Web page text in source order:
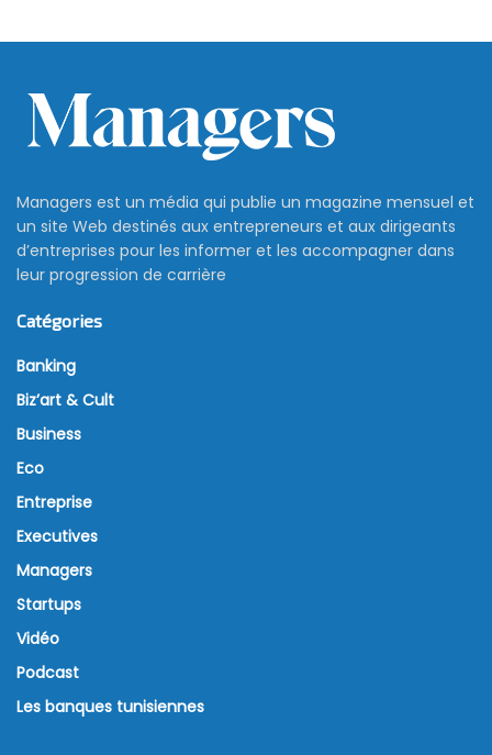
Managers est un média qui publie un magazine mensuel et
un site Web destinés aux entrepreneurs et aux dirigeants
d’entreprises pour les informer et les accompagner dans
leur progression de carrière
Catégories
Banking
Biz’art & Cult
Business
Eco
Entreprise
Executives
Managers
Startups
Vidéo
Podcast
Les banques tunisiennes